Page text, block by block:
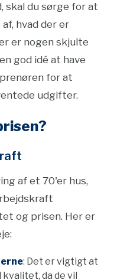
skal du sørge for at
hvad der er
er nogen skjulte
god idé at have
for at
udgifter.
af et 70'er hus,
og prisen. Her er
: Det er vigtigt at
da de vil